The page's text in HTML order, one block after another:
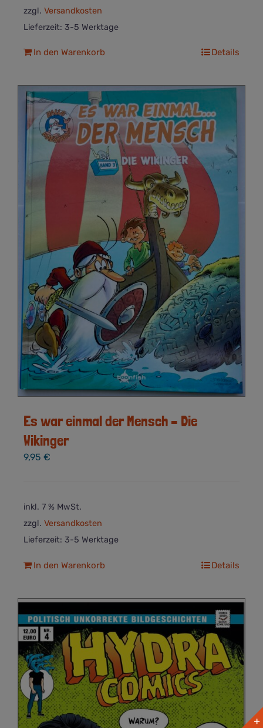
zzgl. Versandkosten
Lieferzeit: 3-5 Werktage
In den Warenkorb Details
Es war einmal der Mensch – Die
Wikinger
9,95 €
inkl. 7 % MwSt.
zzgl. Versandkosten
Lieferzeit: 3-5 Werktage
In den Warenkorb Details